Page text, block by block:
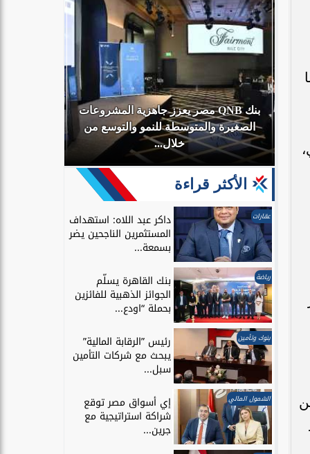
من
بنك QNB مصر يعزز جاهزية المشروعات
الصغيرة والمتوسطة للنمو والتوسع من
خلال...
الأكثر قراءة
عقارات داكر عبد اللاه: استهداف
المستثمرين الناجحين يضر
بسمعة...
رياضة بنك القاهرة يسلّم
الجوائز الذهبية للفائزين
بحملة “اودع...
بنوك وتأمين رئيس ”الرقابة المالية”
يبحث مع شركات التأمين
سبل...
الشمول المالي إي أسواق مصر توقع
شراكة استراتيجية مع
جرين...